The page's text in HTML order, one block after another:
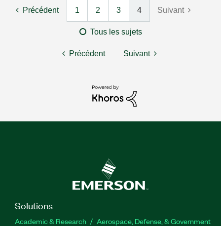
Précédent 1 2 3 4 Suivant
Tous les sujets
Précédent Suivant
Solutions
Academic & Research
Aerospace, Defense, & Government